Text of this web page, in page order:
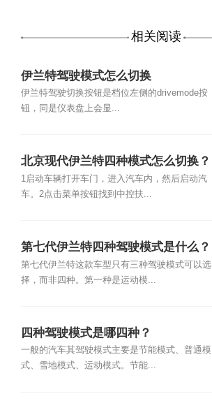
相关阅读
伊兰特驾驶模式怎么切换
伊兰特驾驶切换按钮是档位左侧的drivemode按
钮，同是仪表盘上会显...
北京现代伊兰特四种模式怎么切换？
1启动车辆打开车门，进入汽车内，然后启动汽
车。2点击菜单按钮找到中控扶...
第七代伊兰特四种驾驶模式是什么？
第七代伊兰特这款车型只有三种驾驶模式可以选
择，而非四种。第一种是运动模...
四种驾驶模式是哪四种？
一般的汽车其驾驶模式主要是节能模式、普通模
式、雪地模式、运动模式。节能...